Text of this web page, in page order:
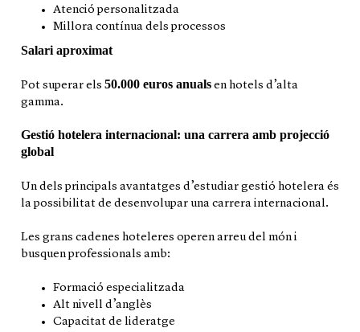
Atenció personalitzada
Millora contínua dels processos
Salari aproximat
Pot superar els 50.000 euros anuals en hotels d’alta
gamma.
Gestió hotelera internacional: una carrera amb projecció
global
Un dels principals avantatges d’estudiar gestió hotelera és
la possibilitat de desenvolupar una carrera internacional.
Les grans cadenes hoteleres operen arreu del món i
busquen professionals amb:
Formació especialitzada
Alt nivell d’anglès
Capacitat de lideratge